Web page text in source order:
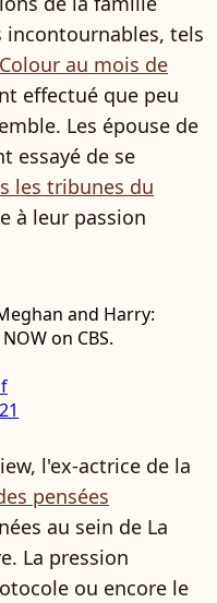
incontournables, tels
au mois de
effectué que peu
Les épouse de
essayé de se
les tribunes du
à leur passion
and Harry:
on CBS.
l'ex-actrice de la
pensées
au sein de La
La pression
ou encore le